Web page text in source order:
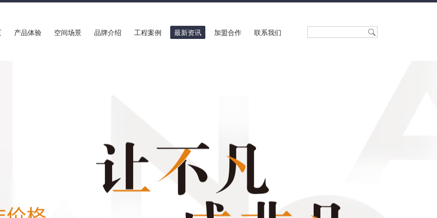
产品体验 空间场景 品牌介绍 工程案例 最新资讯 加盟合作 联系我们